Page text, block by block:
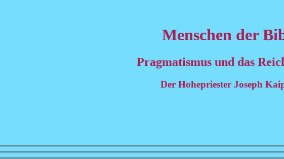
Menschen der
Pragmatismus und das
Der Hohepriester Joseph